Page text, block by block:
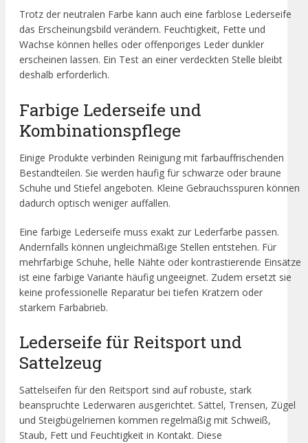
Trotz der neutralen Farbe kann auch eine farblose Lederseife
das Erscheinungsbild verändern. Feuchtigkeit, Fette und
Wachse können helles oder offenporiges Leder dunkler
erscheinen lassen. Ein Test an einer verdeckten Stelle bleibt
deshalb erforderlich.
Farbige Lederseife und
Kombinationspflege
Einige Produkte verbinden Reinigung mit farbauffrischenden
Bestandteilen. Sie werden häufig für schwarze oder braune
Schuhe und Stiefel angeboten. Kleine Gebrauchsspuren können
dadurch optisch weniger auffallen.
Eine farbige Lederseife muss exakt zur Lederfarbe passen.
Andernfalls können ungleichmäßige Stellen entstehen. Für
mehrfarbige Schuhe, helle Nähte oder kontrastierende Einsätze
ist eine farbige Variante häufig ungeeignet. Zudem ersetzt sie
keine professionelle Reparatur bei tiefen Kratzern oder
starkem Farbabrieb.
Lederseife für Reitsport und
Sattelzeug
Sattelseifen für den Reitsport sind auf robuste, stark
beanspruchte Lederwaren ausgerichtet. Sättel, Trensen, Zügel
und Steigbügelriemen kommen regelmäßig mit Schweiß,
Staub, Fett und Feuchtigkeit in Kontakt. Diese